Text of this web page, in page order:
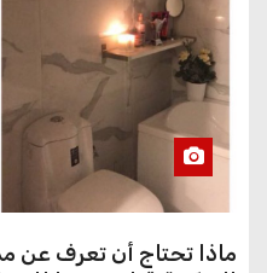
ماذا تحتاج أن تعرف عن